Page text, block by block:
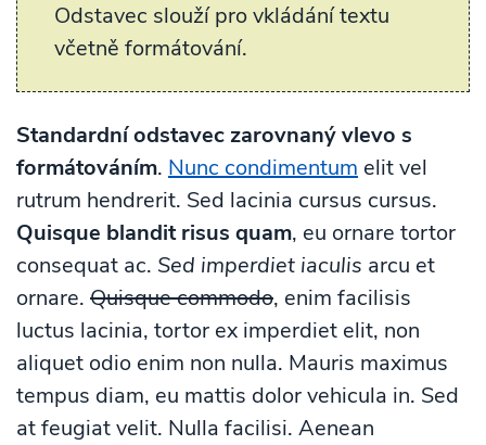
Odstavec slouží pro vkládání textu
včetně formátování.
Standardní odstavec zarovnaný vlevo s
formátováním. Nunc condimentum elit vel
rutrum hendrerit. Sed lacinia cursus cursus.
Quisque blandit risus quam, eu ornare tortor
consequat ac. Sed imperdiet iaculis arcu et
ornare. Quisque commodo, enim facilisis
luctus lacinia, tortor ex imperdiet elit, non
aliquet odio enim non nulla. Mauris maximus
tempus diam, eu mattis dolor vehicula in. Sed
at feugiat velit. Nulla facilisi. Aenean